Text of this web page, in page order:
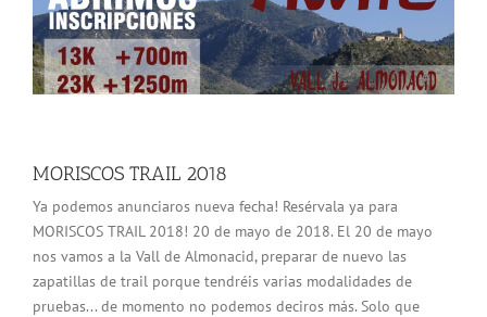
MORISCOS TRAIL 2018
Ya podemos anunciaros nueva fecha! Resérvala ya para
MORISCOS TRAIL 2018! 20 de mayo de 2018. El 20 de mayo
nos vamos a la Vall de Almonacid, preparar de nuevo las
zapatillas de trail porque tendréis varias modalidades de
pruebas... de momento no podemos deciros más. Solo que